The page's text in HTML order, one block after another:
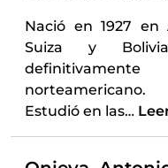
Nació en 1927 en
Suiza y
norteamericano.
Estudió en las…